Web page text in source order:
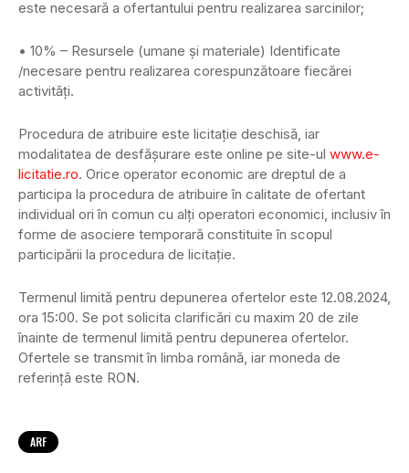
este necesară a ofertantului pentru realizarea sarcinilor;
• 10% – Resursele (umane și materiale) Identificate
/necesare pentru realizarea corespunzătoare fiecărei
activități.
Procedura de atribuire este licitaţie deschisă, iar
modalitatea de desfăşurare este online pe site-ul www.e-
licitatie.ro. Orice operator economic are dreptul de a
participa la procedura de atribuire în calitate de ofertant
individual ori în comun cu alţi operatori economici, inclusiv în
forme de asociere temporară constituite în scopul
participării la procedura de licitaţie.
Termenul limită pentru depunerea ofertelor este 12.08.2024,
ora 15:00. Se pot solicita clarificări cu maxim 20 de zile
înainte de termenul limită pentru depunerea ofertelor.
Ofertele se transmit în limba română, iar moneda de
referinţă este RON.
ARF